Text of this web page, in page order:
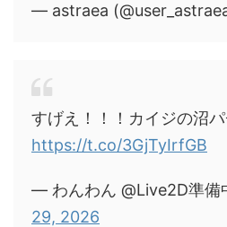
— astraea
すげえ！！！カイジの沼
https://t.co/3GjTyIrfGB
— わんわん @Live2D準備
29, 2026